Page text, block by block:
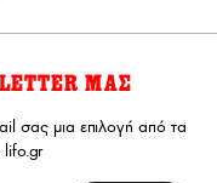
ΜΑΣ
σας μια επιλογή από τα